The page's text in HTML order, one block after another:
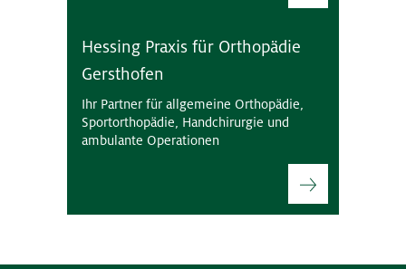
Hessing Praxis für Orthopädie
Gersthofen
Ihr Partner für allgemeine Orthopädie,
Sportorthopädie, Handchirurgie und
ambulante Operationen